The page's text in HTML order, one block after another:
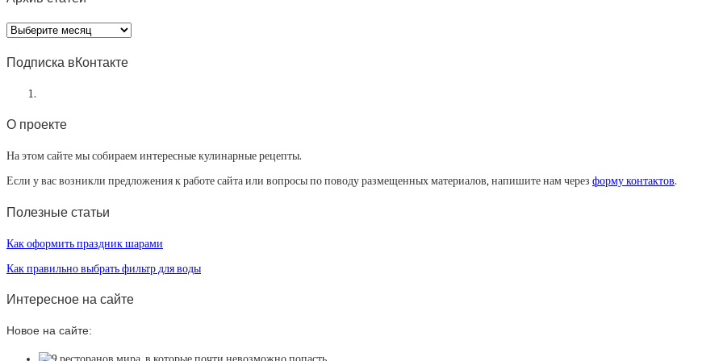
Архив
статей
Подписка вКонтакте
О проекте
На этом сайте мы собираем интересные кулинарные рецепты.
Если у вас возникли предложения к работе сайта или вопросы по поводу размещенных материалов, напишите нам через форму контактов.
Полезные статьи
Как оформить праздник шарами
Как правильно выбрать фильтр для воды
Интересное на сайте
Новое на сайте: